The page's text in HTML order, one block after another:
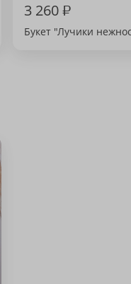
3 260₽
Букет "Лучики